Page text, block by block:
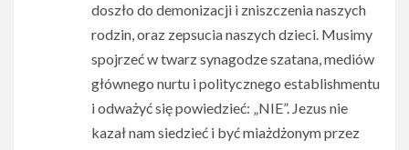
doszło do demonizacji i zniszczenia naszych
rodzin, oraz zepsucia naszych dzieci. Musimy
spojrzeć w twarz synagodze szatana, mediów
głównego nurtu i politycznego establishmentu
i odważyć się powiedzieć: „NIE”. Jezus nie
kazał nam siedzieć i być miażdżonym przez